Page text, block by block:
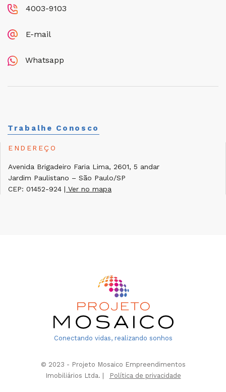
4003-9103
E-mail
Whatsapp
Trabalhe Conosco
ENDEREÇO
Avenida Brigadeiro Faria Lima, 2601, 5 andar
Jardim Paulistano – São Paulo/SP
CEP: 01452-924 | Ver no mapa
Conectando vidas, realizando sonhos
© 2023 - Projeto Mosaico Empreendimentos
Imobiliários Ltda. |
Política de privacidade